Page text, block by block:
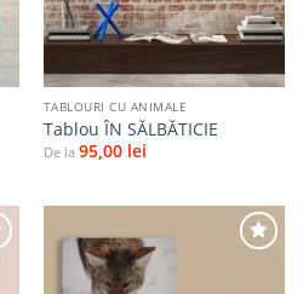
TABLOURI CU ANIMALE
Tablou ÎN SĂLBĂTICIE
De la 95,00 lei